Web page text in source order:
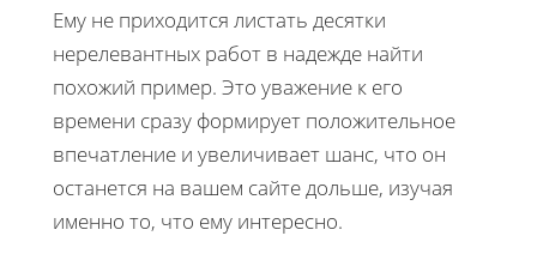
Ему не приходится листать десятки
нерелевантных работ в надежде найти
похожий пример. Это уважение к его
времени сразу формирует положительное
впечатление и увеличивает шанс, что он
останется на вашем сайте дольше, изучая
именно то, что ему интересно.